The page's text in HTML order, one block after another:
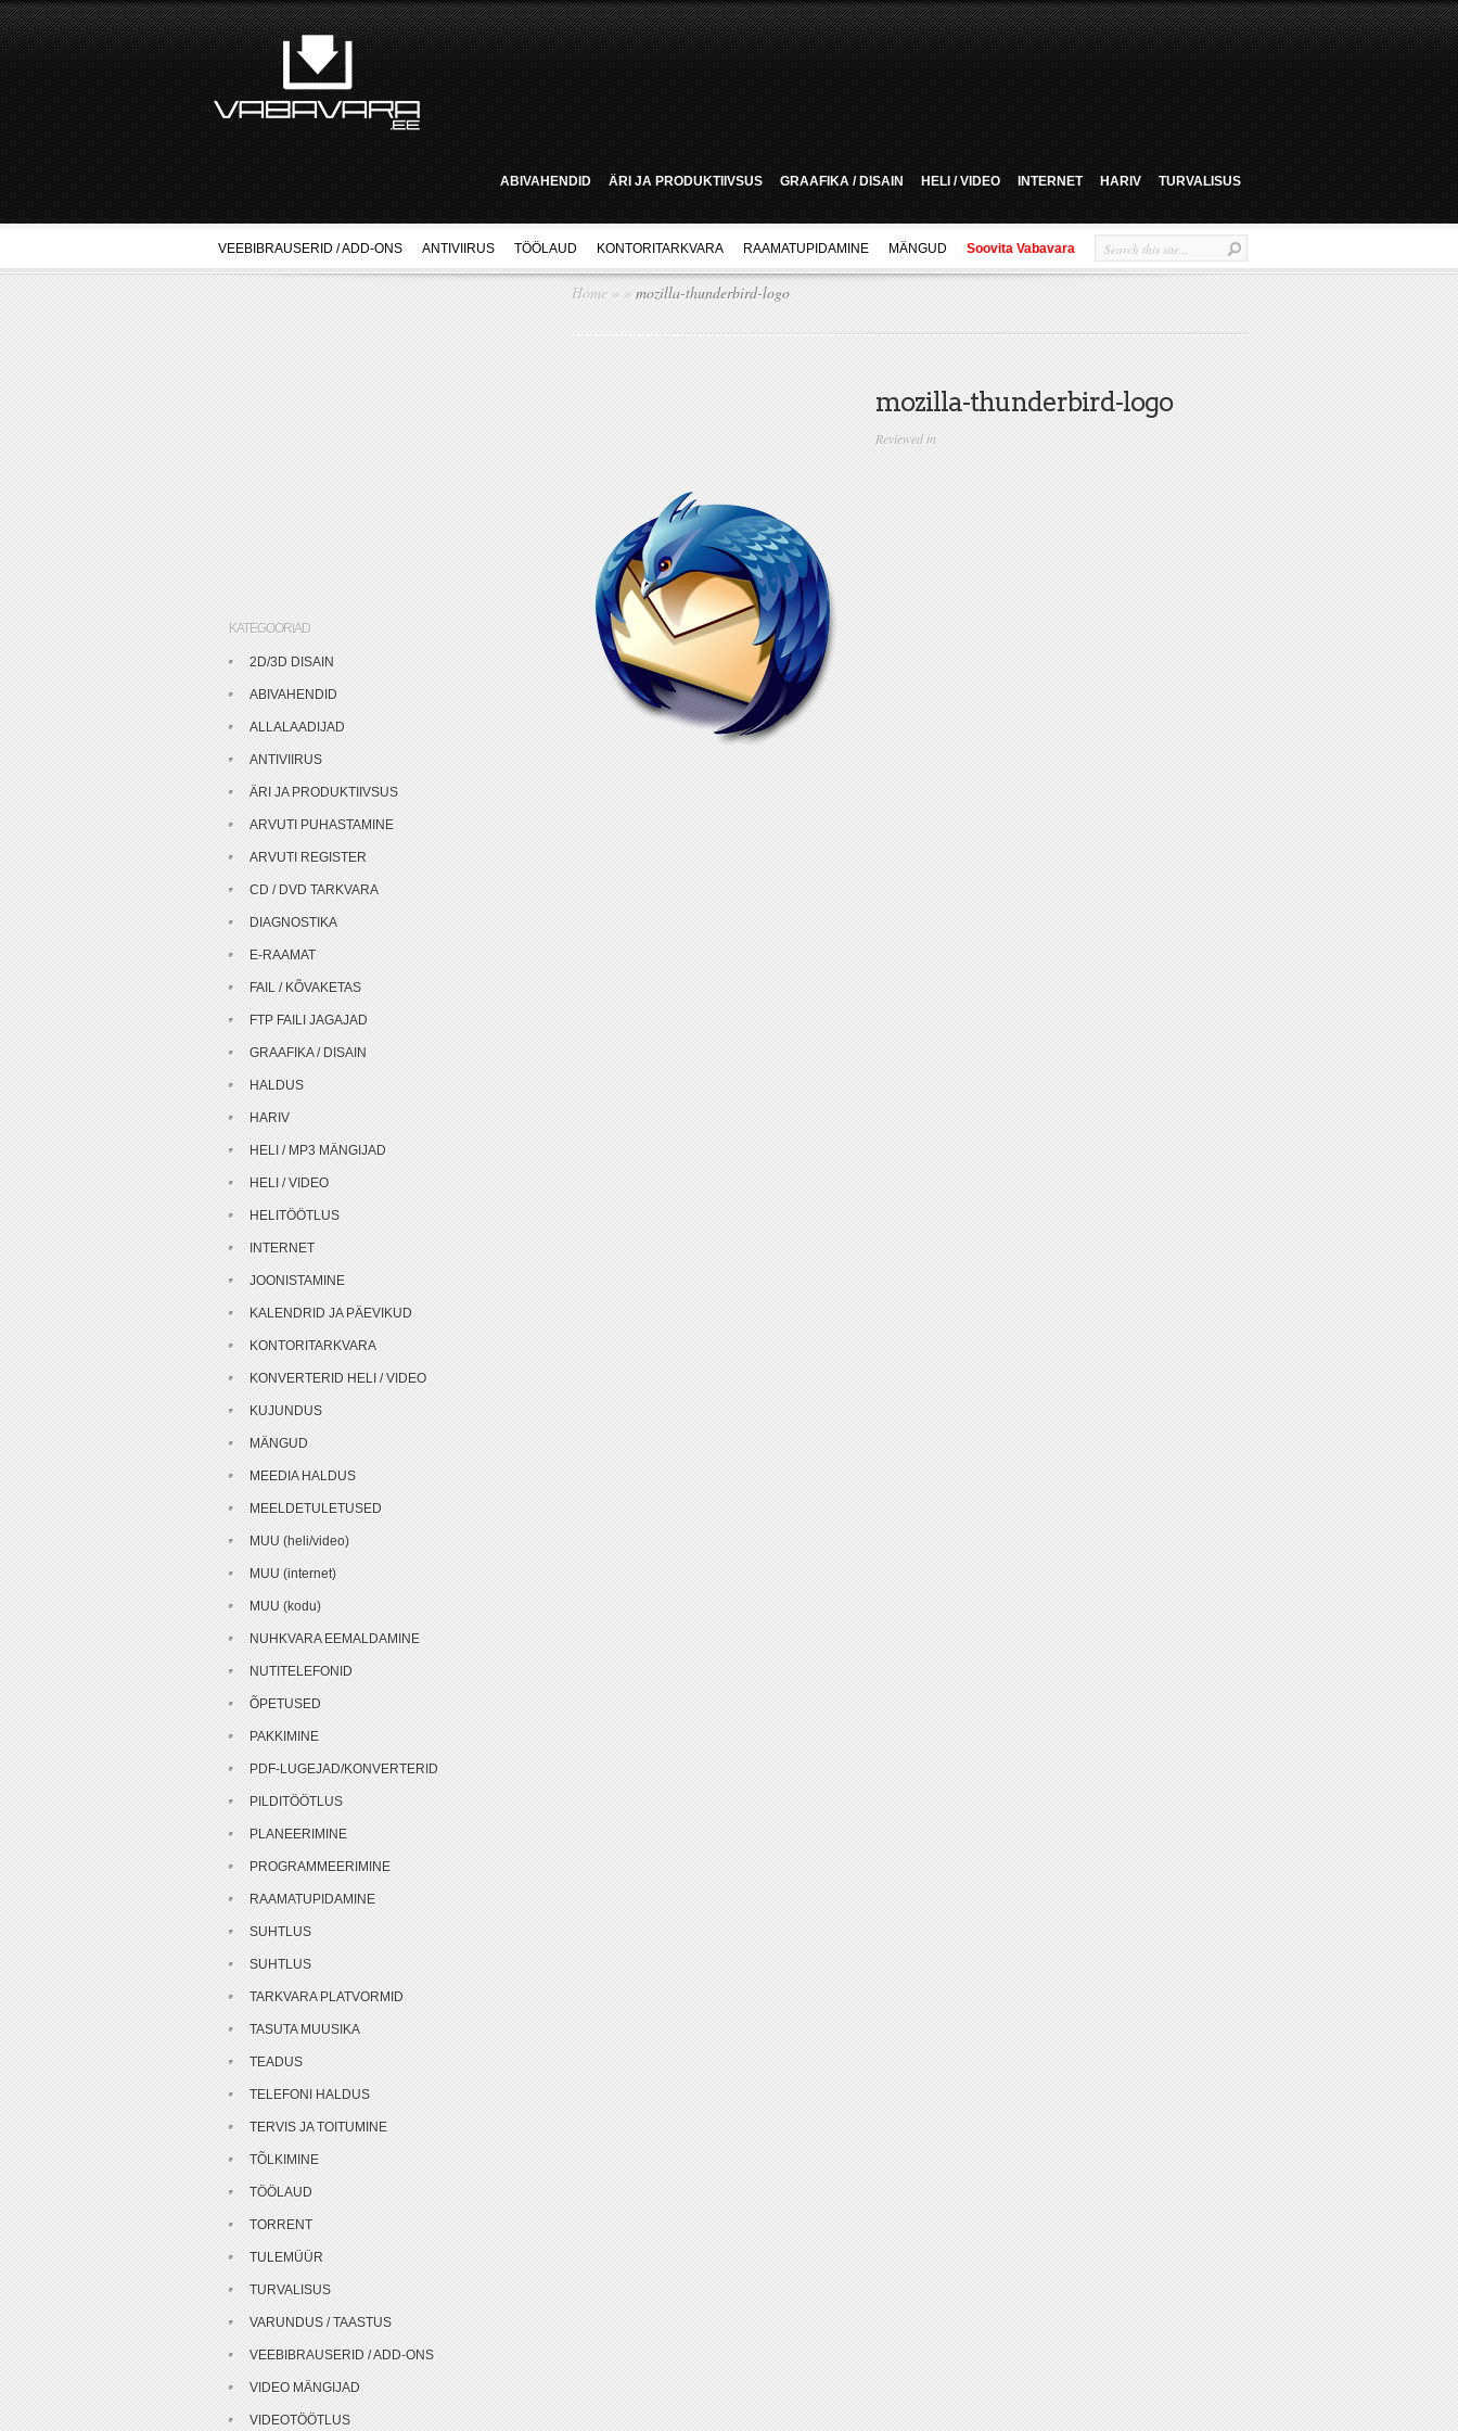
ABIVAHENDID ÄRI JA PRODUKTIIVSUS GRAAFIKA / DISAIN HELI / VIDEO INTERNET HARIV TURVALISUS
VEEBIBRAUSERID / ADD-ONS ANTIVIIRUS TÖÖLAUD KONTORITARKVARA RAAMATUPIDAMINE MÄNGUD Soovita Vabavara
Home » » mozilla-thunderbird-logo
mozilla-thunderbird-logo
Reviewed in
KATEGOORIAD
2D/3D DISAIN
ABIVAHENDID
ALLALAADIJAD
ANTIVIIRUS
ÄRI JA PRODUKTIIVSUS
ARVUTI PUHASTAMINE
ARVUTI REGISTER
CD / DVD TARKVARA
DIAGNOSTIKA
E-RAAMAT
FAIL / KÕVAKETAS
FTP FAILI JAGAJAD
GRAAFIKA / DISAIN
HALDUS
HARIV
HELI / MP3 MÄNGIJAD
HELI / VIDEO
HELITÖÖTLUS
INTERNET
JOONISTAMINE
KALENDRID JA PÄEVIKUD
KONTORITARKVARA
KONVERTERID HELI / VIDEO
KUJUNDUS
MÄNGUD
MEEDIA HALDUS
MEELDETULETUSED
MUU (heli/video)
MUU (internet)
MUU (kodu)
NUHKVARA EEMALDAMINE
NUTITELEFONID
ÕPETUSED
PAKKIMINE
PDF-LUGEJAD/KONVERTERID
PILDITÖÖTLUS
PLANEERIMINE
PROGRAMMEERIMINE
RAAMATUPIDAMINE
SUHTLUS
SUHTLUS
TARKVARA PLATVORMID
TASUTA MUUSIKA
TEADUS
TELEFONI HALDUS
TERVIS JA TOITUMINE
TÕLKIMINE
TÖÖLAUD
TORRENT
TULEMÜÜR
TURVALISUS
VARUNDUS / TAASTUS
VEEBIBRAUSERID / ADD-ONS
VIDEO MÄNGIJAD
VIDEOTÖÖTLUS